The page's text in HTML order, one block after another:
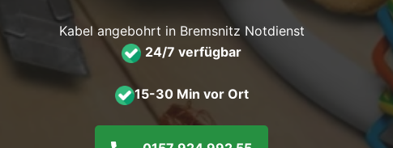
Kabel angebohrt in Bremsnitz Notdienst
24/7 verfügbar
15-30 Min vor Ort